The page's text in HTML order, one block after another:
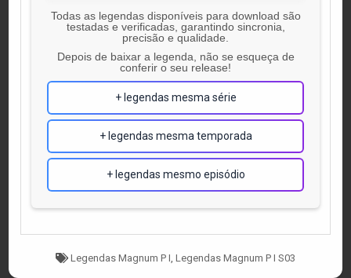
Todas as legendas disponíveis para download são
testadas e verificadas, garantindo sincronia,
precisão e qualidade.
Depois de baixar a legenda, não se esqueça de
conferir o seu release!
+ legendas mesma série
+ legendas mesma temporada
+ legendas mesmo episódio
Tagged
Legendas Magnum P I Legendas Magnum P I S03